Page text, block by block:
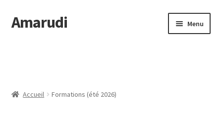
Aller
à
Aller
au
Amarudi Menu
Ateliers en ligne
Accueil Formations (été 2026)